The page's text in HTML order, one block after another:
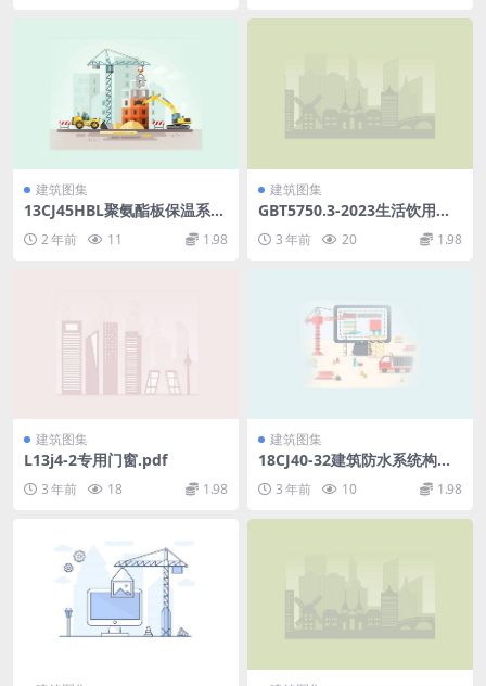
建筑图集
13CJ45HBL聚氨酯板保温系统
2 年前 11 1.98
建筑图集
GBT5750.3-2023生活饮用水
分析质量控制.pdf
3 年前 20 1.98
建筑图集
L13j4-2专用门窗.pdf
3 年前 18 1.98
建筑图集
18CJ40-32建筑防水系统构造
3 年前 10 1.98